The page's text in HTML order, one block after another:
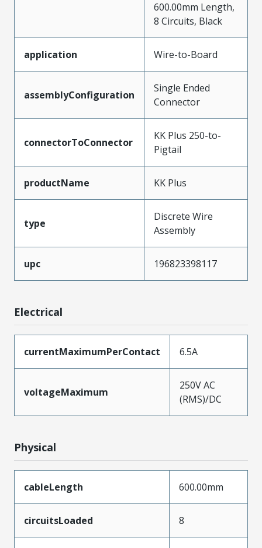
600.00mm Length,
8 Circuits, Black
application Wire-to-Board
assemblyConfiguration
Single Ended
Connector
connectorToConnector
KK Plus 250-to-
Pigtail
productName KK Plus
type
Discrete Wire
Assembly
upc 196823398117
Electrical
currentMaximumPerContact 6.5A
voltageMaximum
250V AC
(RMS)/DC
Physical
cableLength 600.00mm
circuitsLoaded 8